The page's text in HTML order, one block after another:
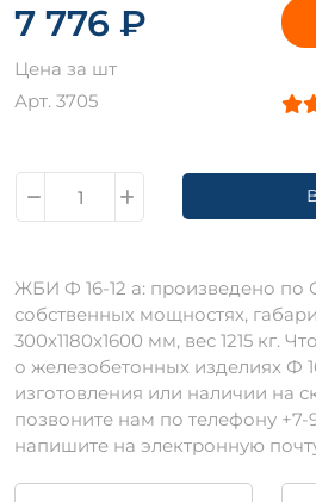
7 776 ₽
Цена за шт
Арт. 3705
ЖБИ Ф 16-12 а: произведено по
собственных мощностях,
300х1180х1600 мм, вес 1215 кг.
о железобетонных изделиях Ф
изготовления или наличии на
позвоните нам по телефону +7-
напишите на электронную